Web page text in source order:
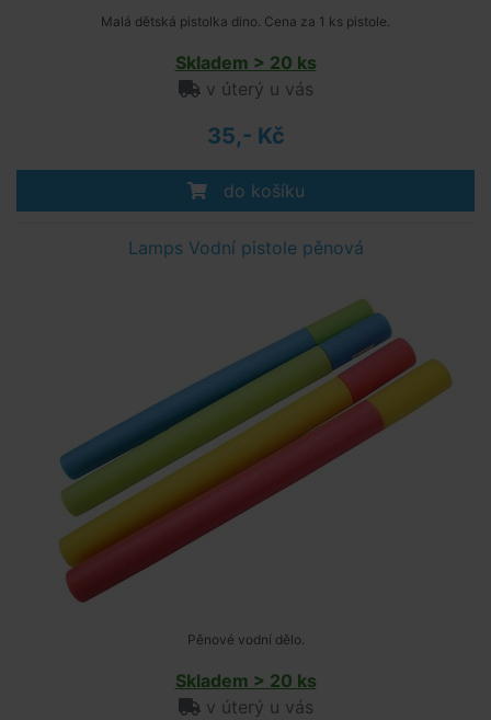
Malá dětská pistolka dino. Cena za 1 ks pistole.
Skladem > 20 ks
v úterý u vás
35,- Kč
do košíku
Lamps Vodní pistole pěnová
Pěnové vodní dělo.
Skladem > 20 ks
v úterý u vás